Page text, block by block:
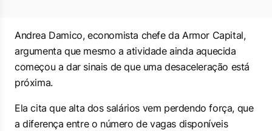
Andrea Damico, economista chefe da Armor Capital,
argumenta que mesmo a atividade ainda aquecida
começou a dar sinais de que uma desaceleração está
próxima.
Ela cita que alta dos salários vem perdendo força, que
a diferença entre o número de vagas disponíveis